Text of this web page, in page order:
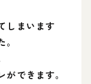
しまいます
できます。